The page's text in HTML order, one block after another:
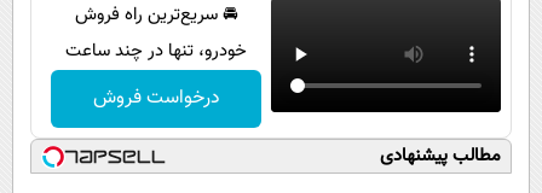
🚘 سریع‌ترین راه فروش
خودرو، تنها در چند ساعت
درخواست فروش
مطالب پیشنهادی